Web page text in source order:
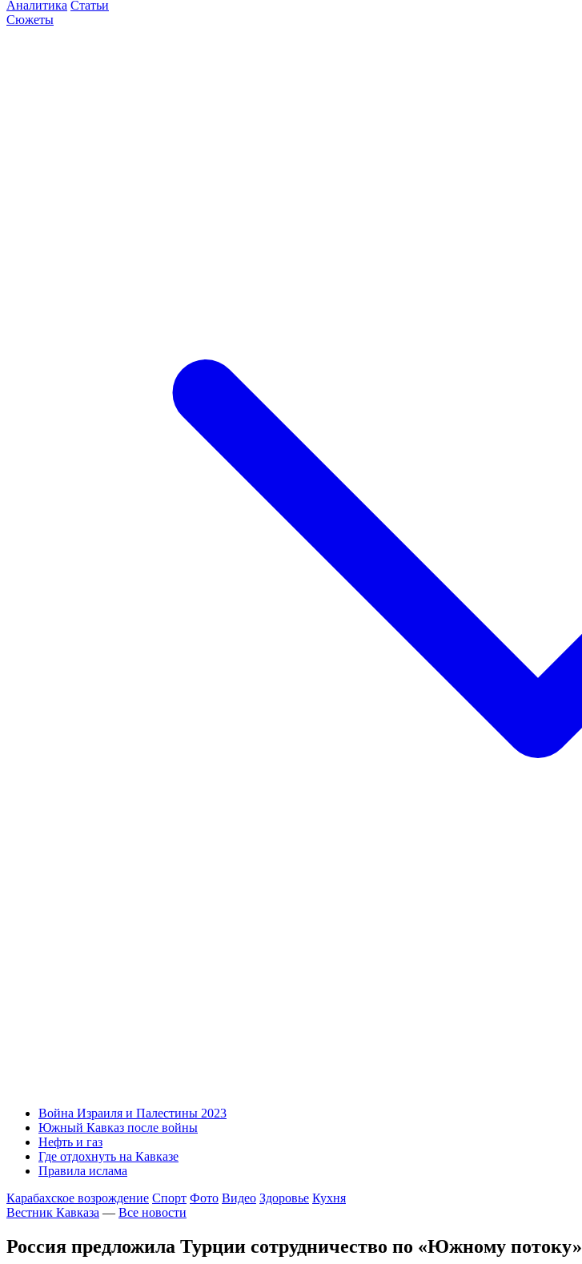
Аналитика Статьи
Сюжеты
Война Израиля и Палестины 2023
Южный Кавказ после войны
Нефть и газ
Где отдохнуть на Кавказе
Правила ислама
Карабахское возрождение Спорт Фото Видео Здоровье Кухня
Вестник Кавказа — Все новости
Россия предложила Турции сотрудничество по «Южному потоку»